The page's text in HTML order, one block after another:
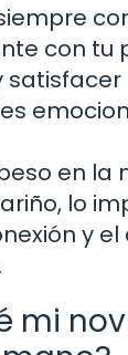
con tu
satisfacer
en la
lo
y
mi